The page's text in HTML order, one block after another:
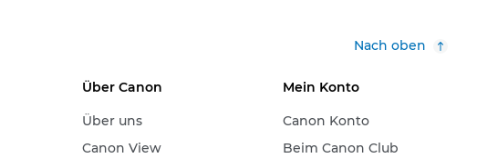
Nach oben
Über Canon
Über uns
Canon View
Mein Konto
Canon Konto
Beim Canon Club